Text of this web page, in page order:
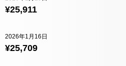
¥25,911
¥25,709
2026年1月16日